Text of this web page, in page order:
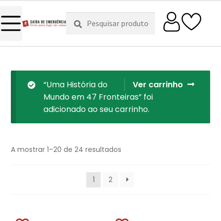
Pesquisar
por:
Pesquisa
Ver carrinho
“Uma História do
Mundo em 47 Fronteiras” foi
adicionado ao seu carrinho.
A mostrar 1–20 de 24 resultados
1 2